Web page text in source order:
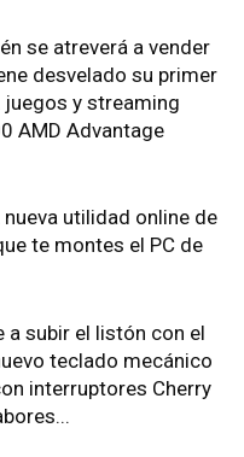
se atreverá a vender
desvelado su primer
y streaming
AMD Advantage
nueva utilidad online de
te montes el PC de
a subir el listón con el
teclado mecánico
interruptores Cherry